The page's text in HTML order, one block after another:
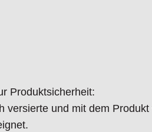
Produktsicherheit:
versierte und mit dem